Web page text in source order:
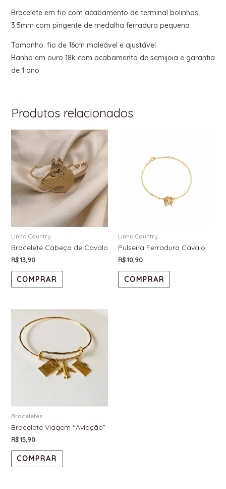
Bracelete em fio com acabamento de terminal bolinhas
3.5mm com pingente de medalha ferradura pequena
Tamanho: fio de 16cm maleável e ajustável
Banho em ouro 18k com acabamento de semijoia e garantia
de 1 ano
Produtos relacionados
Linha Country
Bracelete Cabeça de Cavalo
R$13,90
COMPRAR
Linha Country
Pulseira Ferradura Cavalo
R$10,90
COMPRAR
Braceletes
Bracelete Viagem “Aviação”
R$15,90
COMPRAR